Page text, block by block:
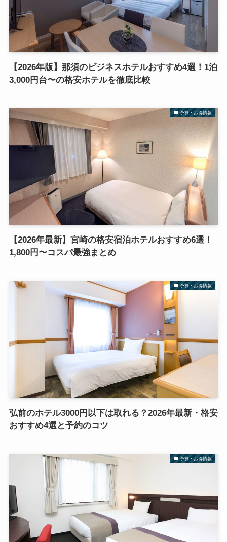
【2026年版】那須のビジネスホテルおすすめ4選！1泊
3,000円台〜の格安ホテルを徹底比較
予算・お得情報
【2026年最新】宮崎の格安宿泊ホテルおすすめ6選！
1,800円〜コスパ最強まとめ
予算・お得情報
弘前のホテル3000円以下は取れる？2026年最新・格安
おすすめ4選と予約のコツ
予算・お得情報